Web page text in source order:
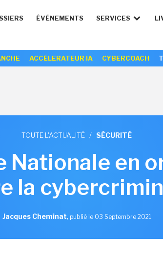
ÉVÉNEMENTS SERVICES
ACCÉLERATEUR IA CYBERCOACH
TOUTE L'ACTUALITÉ / SÉCURITÉ
Nationale en
la
Jacques Cheminat, publié le 03 Septembre 2021